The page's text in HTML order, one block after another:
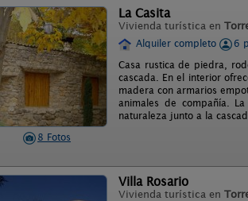
8 Fotos
La Casita
Vivienda turística en
Alquiler completo
6
Casa rustica de piedra,
cascada. En el interior
madera con armarios
animales de compañía.
naturaleza junto a la
Villa Rosario
Vivienda turística en